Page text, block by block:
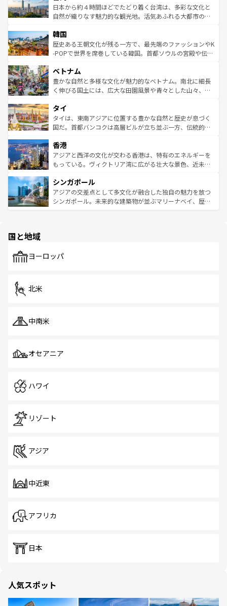
ク、伝統的なフラダンスなど、すべてがハワイの魅力を彩
っている。訪れるたびに新しい発見と感動が待っているハ
はコンテンツ一覧
ク）、タスマニアの美しい原生林やケアンズの熱帯雨林な
ど、見どころがたくさん。また、カフェやワイン、オージ
いる。アクティビティも充実しており、サーフィンやダイ
ビング、ハイキングなど、アウトドア好きにはたまらな
い。オーストラリアの多彩な魅力を存分に味わいつくそ
参照してほしい。
日本から約４時間ほどでたどり着く台湾は、多彩な文化と
自然が織りなす魅力的な観光地。活気あふれる大都市の台
ン）、静ひつな山岳地帯である台湾東部など、都市の喧騒
と山間の静けさが共存しており、訪れる人に新しい発見と
驚きをもたらしてくれる。また、奥深い台湾の食文化も魅
容にもいいと評判のスイーツなど、バラエティ豊かな料理
が味わえる。 なお、新着の台湾情報は コンテンツ一覧を参
照してほしい。
韓国
歴史ある王朝文化が残る一方で、最先端のファッションやK
-POPで世界を席巻している韓国。首都ソウルの宮殿や伝統
き、地方に足を延ばせば四季折々の自然美を楽しむことが
できる。そして、キムチや焼肉、絶品のストリートフード
まで、さまざまな韓国料理が待っている。夜には、韓国な
リティに包まれながら、韓国の多彩な魅力を心ゆくまで味
わってみてほしい。 なお、新着の韓国情報はコンテンツ一
覧を参照してほしい。
ベトナム
豊かな自然と多様な文化が魅力的なベトナム。南北に細長
く伸びる国土には、広大な田園風景や青々とした山々、世
急速な発展と共に伝統が息づく。ハノイの古い町並みやホ
ーチミン市のフランス統治時代の建物も、独特の雰囲気を
醸し出している。また、バラエティの豊かさとおいしさで
とつ。フォーやバインミー、ベトナムコーヒーなどは、ぜ
ひ現地で味わいたい。どの地域を訪れてもあたたかい人々
が旅行者を迎えてくれるので、きっと忘れられない旅にな
参照してほしい。
タイ
タイは、東南アジアに位置する豊かな自然と歴史が息づく
国だ。首都バンコクは高層ビルが立ち並ぶ一方、伝統的な
の活気が交差している。北部ではチェンマイなどの山岳地
帯で自然と触れ合い、南部ではプーケットやクラビの美し
いビーチでリゾート気分を楽しむことができる。タイ料理
激する。気候は一年中温暖で、どの季節にも異なる楽しみ
が待っている。親しみやすいタイの人々、仏教を中心とし
た文化、そして多様な観光資源が、訪れる旅人を魅了し続
香港
アジアと西洋の文化が交わる香港は、特有のエネルギーを
もっている。ヴィクトリア湾に広がる壮大な景色、近未来
み、どこを訪れても感動するはず。観光スポットが密集し
ており、効率よく見どころを回れるのも魅力。息をのむよ
うな絶景から文化的な体験まで、香港を存分に楽しみ尽く
シンガポール
アジアの交差点として多文化が融合した独自の魅力を放つ
シンガポール。未来的な建築物が並ぶマリーナベイ、歴史
で、ホーカーズは地元の風情を楽しめる外せないスポット
国と地域
ヨーロッパ
北米
中南米
オセアニア
ハワイ
リゾート
アジア
中近東
アフリカ
日本
人気スポット